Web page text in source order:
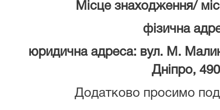
Місце знаходження/
фізична
юридична адреса: вул. М.
Дніпро,
Додатково просимо